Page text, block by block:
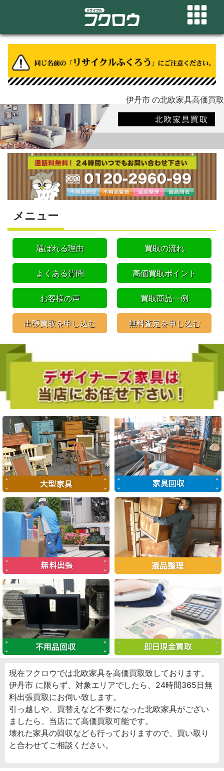
伊丹市 の北欧家具高価買取
メニュー
選ばれる理由 買取の流れ
よくある質問 高価買取ポイント
お客様の声 買取商品一例
出張買取を申し込む 無料査定を申し込む
現在フクロウでは北欧家具を高価買取致しております。
伊丹市 に限らず、対象エリアでしたら、24時間365日無
料出張買取にお伺い致します。
引っ越しや、買替えなど不要になった北欧家具がござい
ましたら、当店にて高価買取可能です。
壊れた家具の回収なども行っておりますので、買い取り
と合わせてご相談ください。